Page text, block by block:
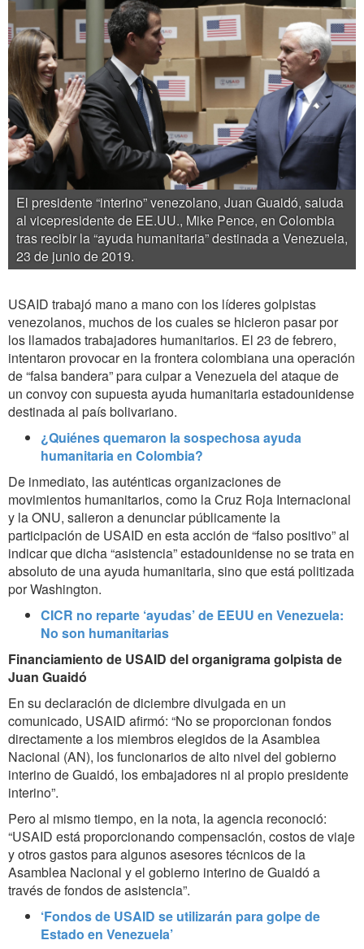
El presidente “interino” venezolano, Juan Guaidó, saluda
al vicepresidente de EE.UU., Mike Pence, en Colombia
tras recibir la “ayuda humanitaria” destinada a Venezuela,
23 de junio de 2019.
USAID trabajó mano a mano con los líderes golpistas
venezolanos, muchos de los cuales se hicieron pasar por
los llamados trabajadores humanitarios. El 23 de febrero,
intentaron provocar en la frontera colombiana una operación
de “falsa bandera” para culpar a Venezuela del ataque de
un convoy con supuesta ayuda humanitaria estadounidense
destinada al país bolivariano.
¿Quiénes quemaron la sospechosa ayuda
humanitaria en Colombia?
De inmediato, las auténticas organizaciones de
movimientos humanitarios, como la Cruz Roja Internacional
y la ONU, salieron a denunciar públicamente la
participación de USAID en esta acción de “falso positivo” al
indicar que dicha “asistencia” estadounidense no se trata en
absoluto de una ayuda humanitaria, sino que está politizada
por Washington.
CICR no reparte ‘ayudas’ de EEUU en Venezuela:
No son humanitarias
Financiamiento de USAID del organigrama golpista de
Juan Guaidó
En su declaración de diciembre divulgada en un
comunicado, USAID afirmó: “No se proporcionan fondos
directamente a los miembros elegidos de la Asamblea
Nacional (AN), los funcionarios de alto nivel del gobierno
interino de Guaidó, los embajadores ni al propio presidente
interino”.
Pero al mismo tiempo, en la nota, la agencia reconoció:
“USAID está proporcionando compensación, costos de viaje
y otros gastos para algunos asesores técnicos de la
Asamblea Nacional y el gobierno interino de Guaidó a
través de fondos de asistencia”.
‘Fondos de USAID se utilizarán para golpe de
Estado en Venezuela’